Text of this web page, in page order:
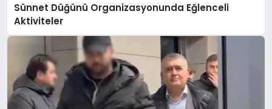
Sünnet Düğünü Organizasyonunda Eğlenceli
Aktiviteler